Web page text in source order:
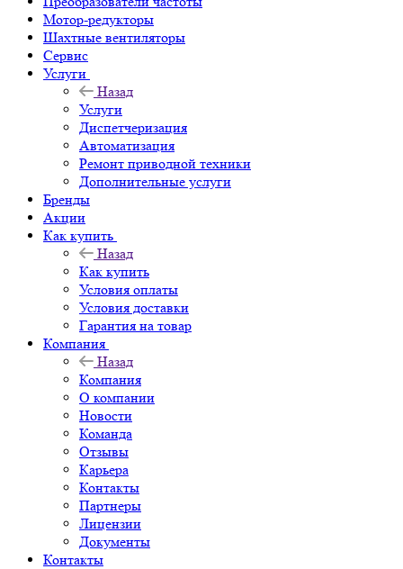
Мотор-редукторы
Шахтные вентиляторы
Сервис
Услуги
Назад
Услуги
Диспетчеризация
Автоматизация
Ремонт приводной техники
Дополнительные услуги
Бренды
Акции
Как купить
Назад
Как купить
Условия оплаты
Условия доставки
Гарантия на товар
Компания
Назад
Компания
О компании
Новости
Команда
Отзывы
Карьера
Контакты
Партнеры
Лицензии
Документы
Контакты